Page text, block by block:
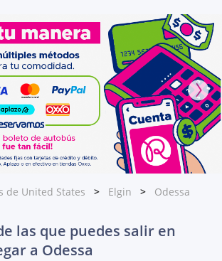
de United States Elgin Odessa
las que puedes salir en
a Odessa